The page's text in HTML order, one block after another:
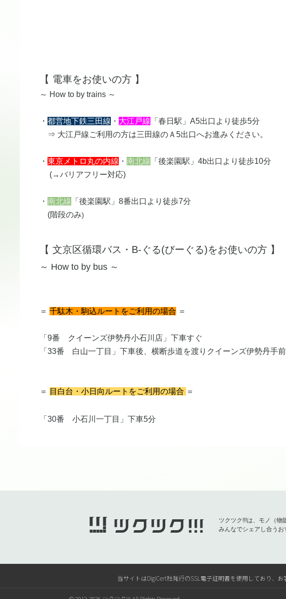
【 電車をお使いの方 】
​～ How to by trains ～
​・ 都営地下鉄三田線 ・ 大江戸線 「春日駅」A5出口より徒歩5分
⇒ 大江戸線ご利用の方は三田線のＡ5出口へお進みください。
・ 東京メトロ丸の内線 ・ 南北線​​​​ 「後楽園駅」4b出口より徒歩10分
​ (→バリアフリー対応)
・ 南北線 「後楽園駅」8番出口より徒歩7分
​(階段のみ)
【 文京区循環バス・B-ぐる(びーぐる)をお使いの方 】​
​～ How to by bus ～
＝ 千駄木・駒込ルートをご利用の場合 ＝
「9番 クイーンズ伊勢丹小石川店」下車すぐ
「33番 白山一丁目」下車後、横断歩道を渡りクイーンズ伊勢丹手
＝ 目白台・小日向ルートをご利用の場合 ＝
「30番 小石川一丁目」下車5分
ツクツク!!!は、モノ（物
みんなでシェアし合うお
当サイトはDigiCert社発行のSSL電子証明書を使用しており、